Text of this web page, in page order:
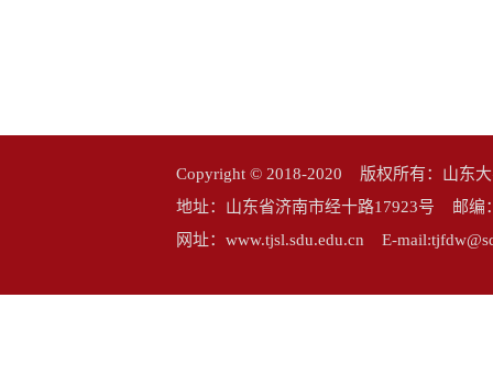
Copyright © 2018-2020 版权所有：山东
地址：山东省济南市经十路17923号 邮
网址：www.tjsl.sdu.edu.cn E-